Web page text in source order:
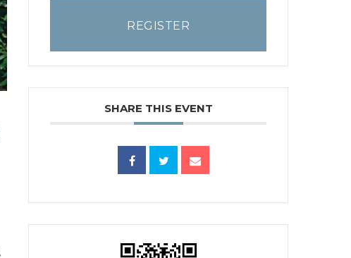
REGISTER
SHARE THIS EVENT